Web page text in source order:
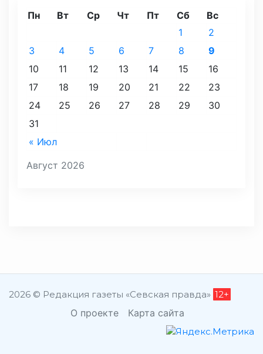
Август 2026
Пн Вт Ср Чт Пт Сб Вс
« Июл
1
2
3
4 5 6 7 8
9
10
11 12 13 14 15
16
17
18 19 20 21 22
23
24
25 26 27 28 29
30
31
2026 © Редакция газеты «Севская правда» 12+
О проекте Карта сайта